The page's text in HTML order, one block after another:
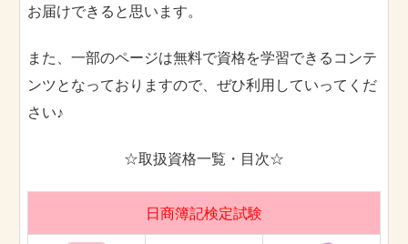
お届けできると思います。
また、一部のページは無料で資格を学習できるコンテ
ンツとなっておりますので、ぜひ利用していってくだ
さい♪
☆取扱資格一覧・目次☆
日商簿記検定試験